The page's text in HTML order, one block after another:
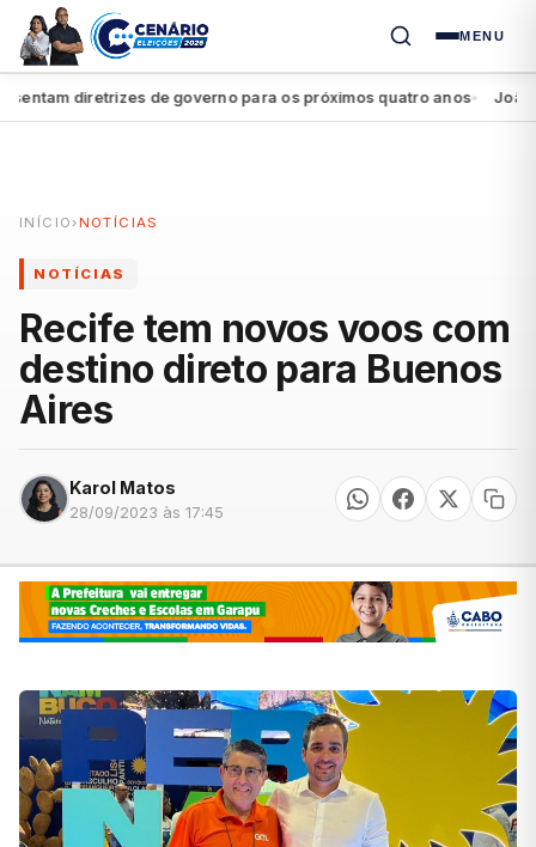
MENU
diretrizes de governo para os próximos quatro anos● João
INÍCIO › NOTÍCIAS
NOTÍCIAS
Recife tem novos voos com
destino direto para Buenos
Aires
Karol Matos
28/09/2023 às 17:45